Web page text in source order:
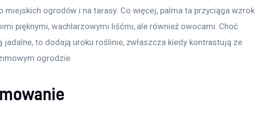
miejskich ogrodów i na tarasy. Co więcej, palma ta przyciąga wzrok
pięknymi, wachlarzowymi liśćmi, ale również owocami. Choć
jadalne, to dodają uroku roślinie, zwłaszcza kiedy kontrastują ze
ogrodzie.